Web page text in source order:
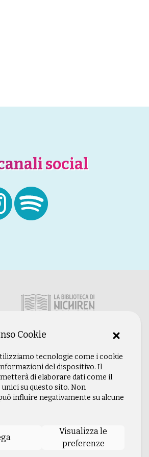
social
Cookie
tecnologie come i cookie
del dispositivo. Il
di elaborare dati come il
su questo sito. Non
influire negativamente su alcune
Visualizza le
preferenze